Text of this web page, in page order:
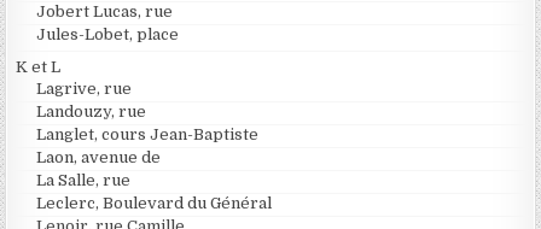
Jobert Lucas, rue
Jules-Lobet, place
K et L
Lagrive, rue
Landouzy, rue
Langlet, cours Jean-Baptiste
Laon, avenue de
La Salle, rue
Leclerc, Boulevard du Général